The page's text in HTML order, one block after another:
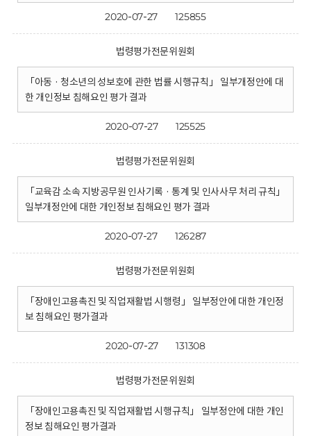
2020-07-27 125855
법령평가전문위원회
「아동 · 청소년의 성보호에 관한 법률 시행규칙」 일부개정안에 대
한 개인정보 침해요인 평가 결과
2020-07-27 125525
법령평가전문위원회
「교육감 소속 지방공무원 인사기록 · 통계 및 인사사무 처리 규칙」
일부개정안에 대한 개인정보 침해요인 평가 결과
2020-07-27 126287
법령평가전문위원회
「장애인고용촉진 및 직업재활법 시행령」 일부정안에 대한 개인정
보 침해요인 평가결과
2020-07-27 131308
법령평가전문위원회
「장애인고용촉진 및 직업재활법 시행규칙」 일부정안에 대한 개인
정보 침해요인 평가결과